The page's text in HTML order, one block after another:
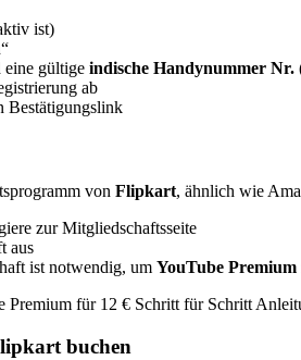
ist)
gültige indische Handynummer Nr.
ab
Bestätigungslink
von Flipkart, ähnlich wie
zur Mitgliedschaftsseite
aus
ist notwendig, um YouTube Premium
buchen